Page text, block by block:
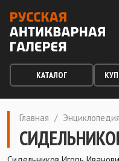
КАТАЛОГ
Главная / Энциклопедия